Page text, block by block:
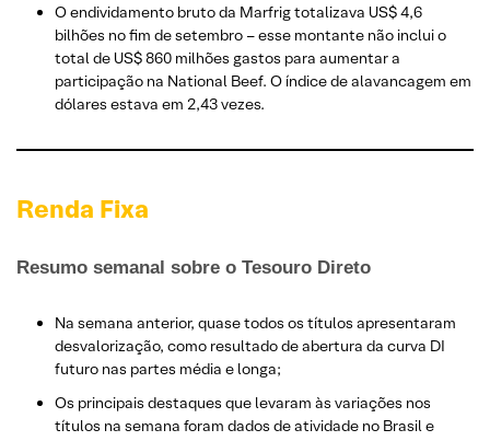
O endividamento bruto da Marfrig totalizava US$ 4,6
bilhões no fim de setembro – esse montante não inclui o
total de US$ 860 milhões gastos para aumentar a
participação na National Beef. O índice de alavancagem em
dólares estava em 2,43 vezes.
Renda Fixa
Resumo semanal sobre o Tesouro Direto
Na semana anterior, quase todos os títulos apresentaram
desvalorização, como resultado de abertura da curva DI
futuro nas partes média e longa;
Os principais destaques que levaram às variações nos
títulos na semana foram dados de atividade no Brasil e